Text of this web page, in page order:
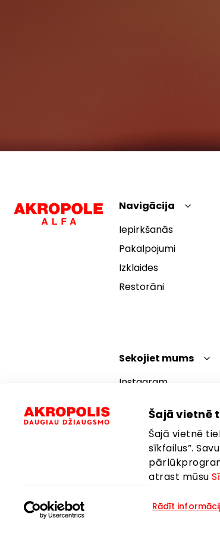
Šajā vietnē
Šajā vietnē
sīkfailus”.
atrast mūsu
Rādīt
Navigācija
Iepirkšanās
Pakalpojumi
Izklaides
Restorāni
Sekojiet mums
Instagram
YouTube
Valoda:Latviešu